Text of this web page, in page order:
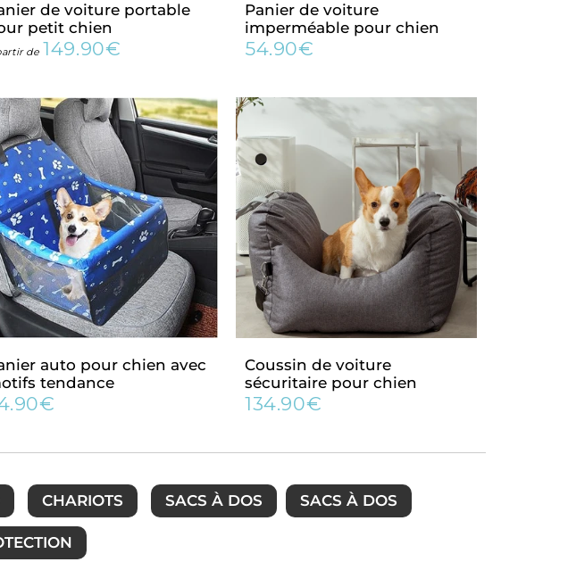
de voiture portable
petit chien
de Prix
149.90€
Panier de voiture
imperméable pour chien
Prix
54.90€
auto pour chien avec
tendance
Coussin de voiture
sécuritaire pour chien
Prix
134.90€
CHARIOTS SACS À DOS SACS À DOS